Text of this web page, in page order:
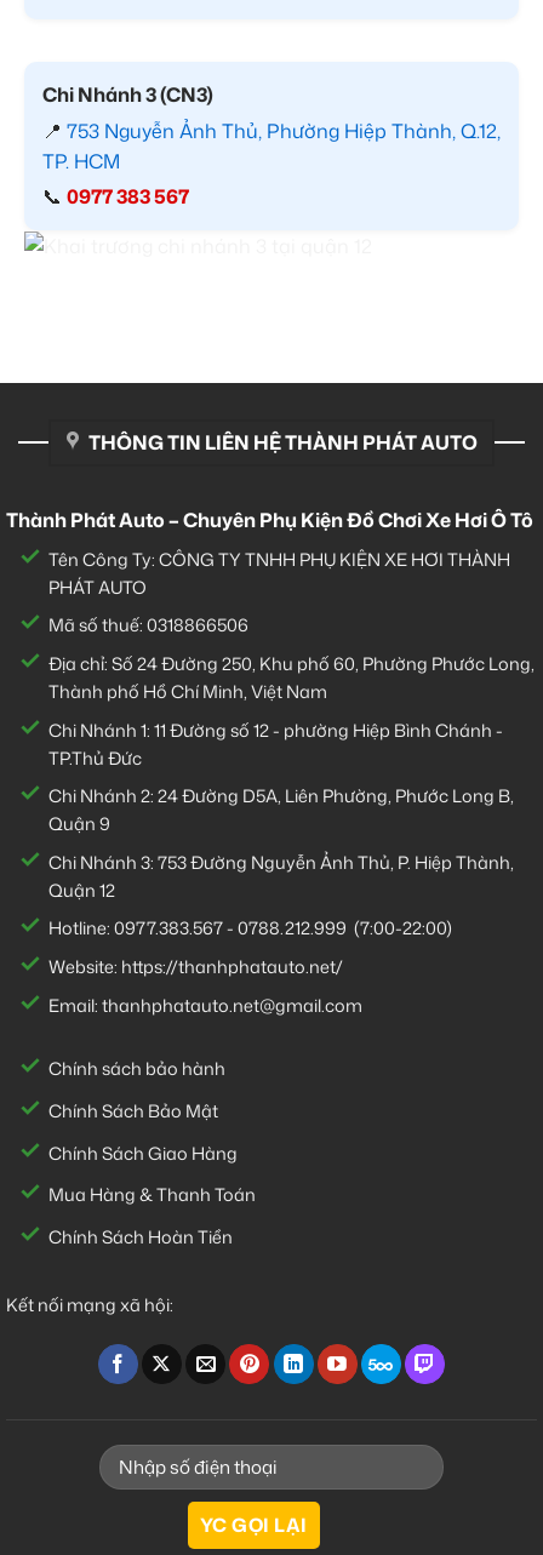
Chi Nhánh 3 (CN3)
📍 753 Nguyễn Ảnh Thủ, Phường Hiệp Thành, Q.12,
TP. HCM
📞 0977 383 567
THÔNG TIN LIÊN HỆ THÀNH PHÁT AUTO
Thành Phát Auto – Chuyên Phụ Kiện Đồ Chơi Xe Hơi Ô Tô
Tên Công Ty: CÔNG TY TNHH PHỤ KIỆN XE HƠI THÀNH
PHÁT AUTO
Mã số thuế: 0318866506
Địa chỉ: Số 24 Đường 250, Khu phố 60, Phường Phước Long,
Thành phố Hồ Chí Minh, Việt Nam
Chi Nhánh 1:11 Đường số 12 - phường Hiệp Bình Chánh -
TP.Thủ Đức
Chi Nhánh 2:24 Đường D5A, Liên Phường, Phước Long B,
Quận 9
Chi Nhánh 3:753 Đường Nguyễn Ảnh Thủ, P. Hiệp Thành,
Quận 12
Hotline:0977.383.567-0788.212.999 (7:00-22:00)
Website: https://thanhphatauto.net/
Email:thanhphatauto.net@gmail.com
Chính sách bảo hành
Chính Sách Bảo Mật
Chính Sách Giao Hàng
Mua Hàng & Thanh Toán
Chính Sách Hoàn Tiền
Kết nối mạng xã hội: